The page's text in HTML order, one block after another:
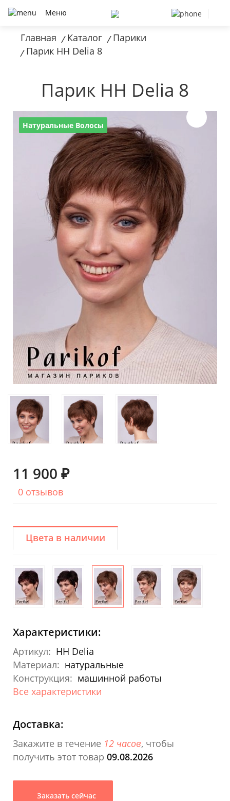
Меню
Главная / Каталог / Парики
/ Парик HH Delia 8
Парик HH Delia 8
Натуральные Волосы
11 900 ₽
0 отзывов
Цвета в наличии
Характеристики:
Артикул: HH Delia
Материал: натуральные
Конструкция: машинной работы
Все характеристики
Доставка:
Закажите в течение 12 часов, чтобы
получить этот товар 09.08.2026
Заказать сейчас